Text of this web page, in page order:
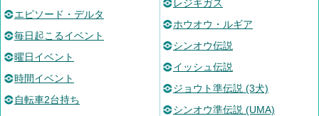
エピソード・デルタ
毎日起こるイベント
曜日イベント
時間イベント
自転車2台持ち
レジギガス
ホウオウ・ルギア
シンオウ伝説
イッシュ伝説
ジョウト準伝説 (3犬)
シンオウ準伝説 (UMA)